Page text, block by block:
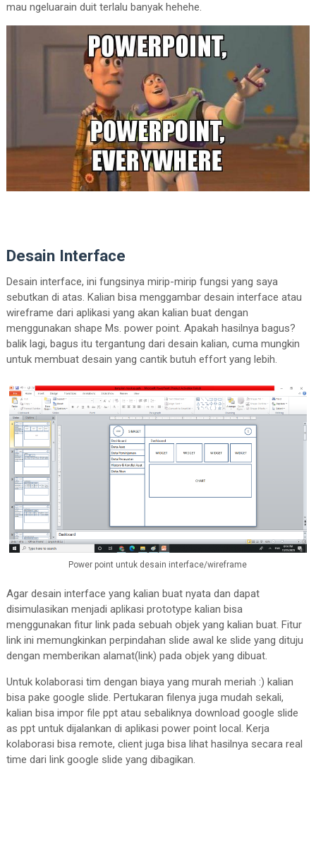
mau ngeluarain duit terlalu banyak hehehe.
Desain Interface
Desain interface, ini fungsinya mirip-mirip fungsi yang saya
sebutkan di atas. Kalian bisa menggambar desain interface atau
wireframe dari aplikasi yang akan kalian buat dengan
menggunakan shape Ms. power point. Apakah hasilnya bagus?
balik lagi, bagus itu tergantung dari desain kalian, cuma mungkin
untuk membuat desain yang cantik butuh effort yang lebih.
Power point untuk desain interface/wireframe
Agar desain interface yang kalian buat nyata dan dapat
disimulasikan menjadi aplikasi prototype kalian bisa
menggunakan fitur link pada sebuah objek yang kalian buat. Fitur
link ini memungkinkan perpindahan slide awal ke slide yang dituju
dengan memberikan alamat(link) pada objek yang dibuat.
Untuk kolaborasi tim dengan biaya yang murah meriah :) kalian
bisa pake google slide. Pertukaran filenya juga mudah sekali,
kalian bisa impor file ppt atau sebaliknya download google slide
as ppt untuk dijalankan di aplikasi power point local. Kerja
kolaborasi bisa remote, client juga bisa lihat hasilnya secara real
time dari link google slide yang dibagikan.